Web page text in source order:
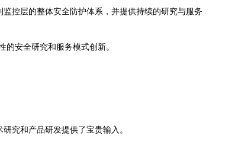
控层的整体安全防护体系，并提供持续的研究与服务
安全研究和服务模式创新。
究和产品研发提供了宝贵输入。